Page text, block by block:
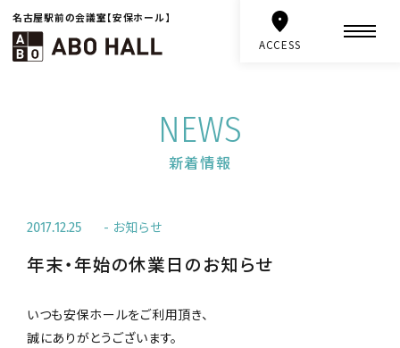
名古屋駅前の会議室【安保ホール】
ACCESS
新着情報
NEWS
年末・年始の休業日のお知らせ
2017.12.25 お知らせ
いつも安保ホールをご利用頂き、
誠にありがとうございます。